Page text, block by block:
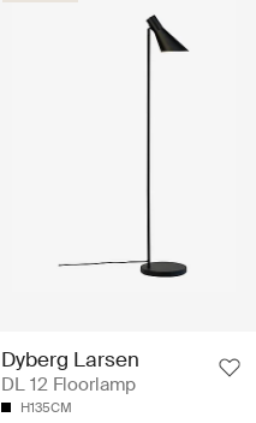
Dyberg Larsen
DL 12 Floorlamp
H135CM